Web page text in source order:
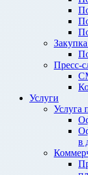
Пресс-
Услуги
Услуга
в